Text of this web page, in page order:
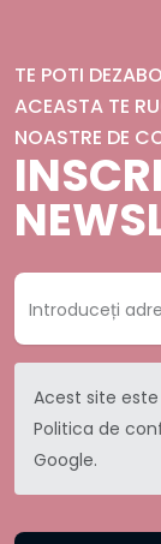
TE POTI
ACEASTA TE
NOASTRE DE
Acest site este
Politica de
Google.